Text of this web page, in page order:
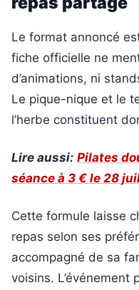
Le format annoncé
fiche officielle ne
d’animations, ni
Le pique-nique et le
l’herbe constituent
Lire aussi: Pilates
séance à 3 € le 28
Cette formule laisse
repas selon ses
accompagné de sa
voisins. L’événement